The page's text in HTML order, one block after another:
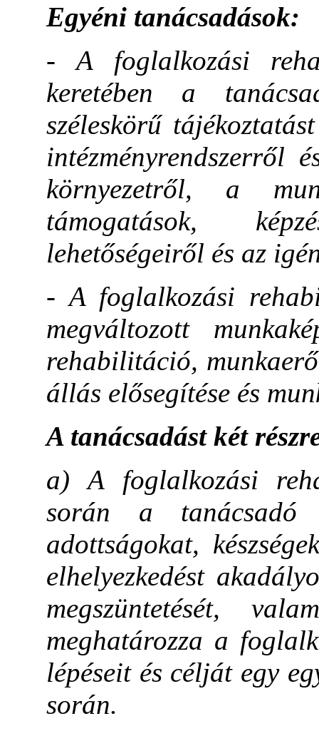
Egyéni tanácsadások:
- A foglalkozási
keretében a
széleskörű
intézményrendszerről
környezetről, a
támogatások,
lehetőségeiről és az
- A foglalkozási
megváltozott
rehabilitáció,
állás elősegítése és
A tanácsadást két
a) A foglalkozási
során a tanácsadó
adottságokat,
elhelyezkedést
megszüntetését,
meghatározza a
lépéseit és célját egy
során.